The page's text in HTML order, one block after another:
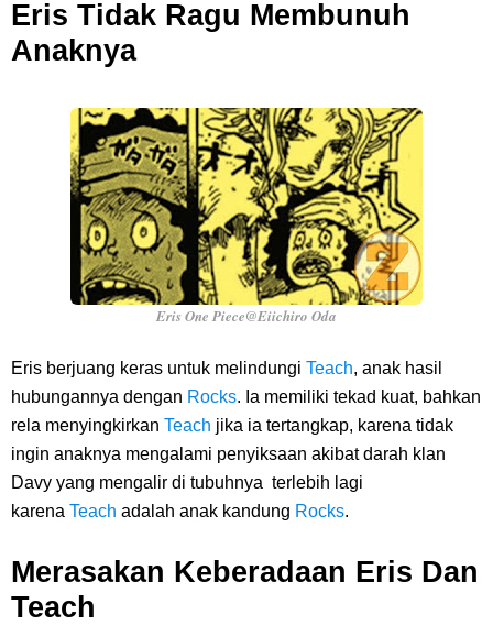
Eris Tidak Ragu Membunuh
Anaknya
Eris One Piece@Eiichiro Oda
Eris berjuang keras untuk melindungi Teach, anak hasil
hubungannya dengan Rocks. Ia memiliki tekad kuat, bahkan
rela menyingkirkan Teach jika ia tertangkap, karena tidak
ingin anaknya mengalami penyiksaan akibat darah klan
Davy yang mengalir di tubuhnya terlebih lagi
karena Teach adalah anak kandung Rocks.
Merasakan Keberadaan Eris Dan
Teach